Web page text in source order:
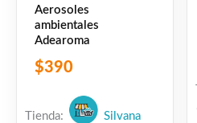
Aerosoles
ambientales
Adearoma
$390
Tienda: Silvana